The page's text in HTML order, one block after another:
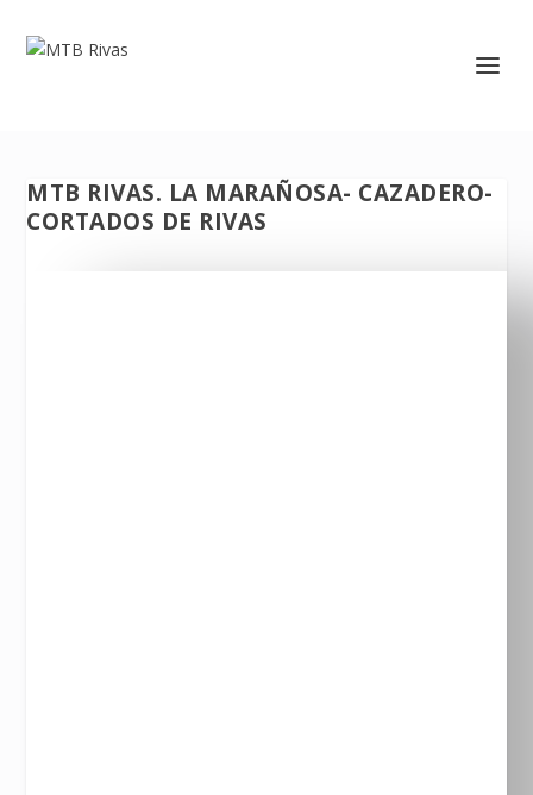
MTB RIVAS. LA MARAÑOSA- CAZADERO-
CORTADOS DE RIVAS